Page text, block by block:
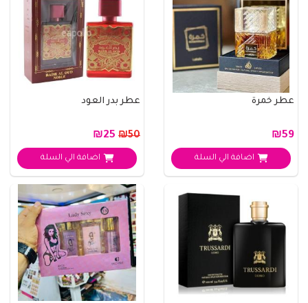
عطر خمرة
₪59
اضافة الي السلة
عطر بدر العود
₪50
اضافة الي السلة